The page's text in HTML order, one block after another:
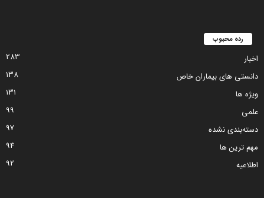
رده محبوب
اخبار
283
دانستی های بیماران خاص
138
ویژه ها
131
علمی
99
دسته‌بندی نشده
97
مهم ترین ها
94
اطلاعیه
92